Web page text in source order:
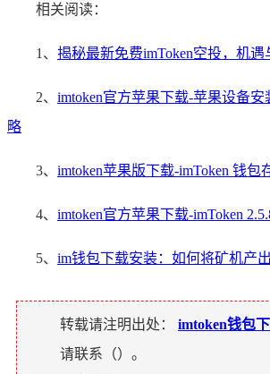
相关阅读：
1、 揭秘最新免费imToken空投，机遇
2、 imtoken官方苹果下载-苹果设备安
略
3、 imtoken苹果版下载-imToken 钱包
4、 imtoken官方苹果下载-imToken
5、 im钱包下载安装：如何将矿机产
转载请注明出处： imtoken钱包
请联系（）。